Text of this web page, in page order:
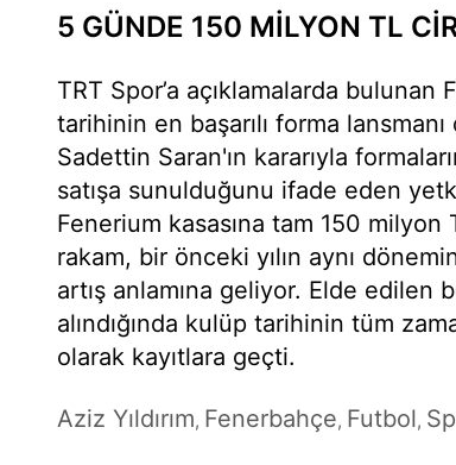
5 GÜNDE 150 MİLYON TL
TRT Spor’a açıklamalarda
tarihinin en başarılı forma
Sadettin Saran'ın kararıyla
satışa sunulduğunu ifade eden
Fenerium kasasına tam 150 milyon
rakam, bir önceki yılın aynı
artış anlamına geliyor. Elde edilen
alındığında kulüp tarihinin tüm
olarak kayıtlara geçti.
Aziz Yıldırım, Fenerbahçe, Futbol,